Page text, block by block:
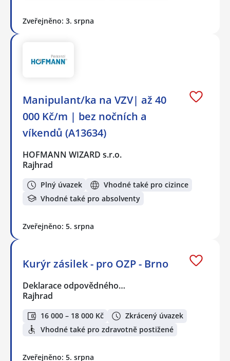
Zveřejněno: 3. srpna
Manipulant/ka na VZV| až 40
000 Kč/m | bez nočních a
víkendů (A13634)
HOFMANN WIZARD s.r.o.
Rajhrad
Plný úvazek
Vhodné také pro cizince
Vhodné také pro absolventy
Zveřejněno: 5. srpna
Kurýr zásilek - pro OZP - Brno
Deklarace odpovědného…
Rajhrad
16 000 – 18 000 Kč
Zkrácený úvazek
Vhodné také pro zdravotně postižené
Zveřejněno: 5. srpna